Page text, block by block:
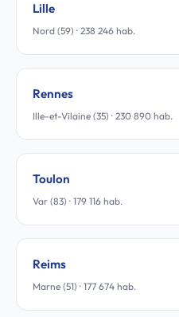
Lille
Nord (59) · 238 246 hab.
Rennes
Ille-et-Vilaine (35) · 230 890 hab.
Toulon
Var (83) · 179 116 hab.
Reims
Marne (51) · 177 674 hab.